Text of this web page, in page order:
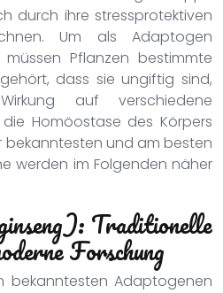
durch ihre stressprotektiven
Um als Adaptogen
Pflanzen bestimmte
dass sie ungiftig sind,
auf verschiedene
Homöostase des Körpers
bekanntesten und am besten
werden im Folgenden näher
Traditionelle
Forschung
bekanntesten Adaptogenen